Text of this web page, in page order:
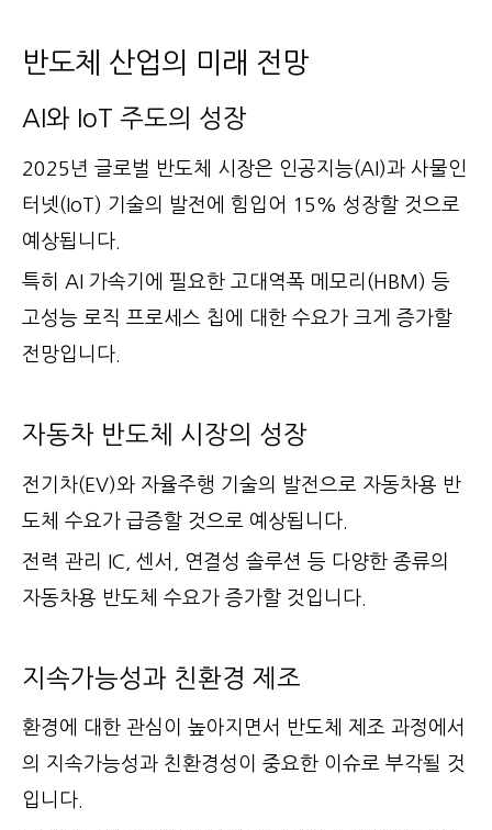
반도체 산업의 미래 전망
AI와 IoT 주도의 성장
2025년 글로벌 반도체 시장은 인공지능(AI)과 사물인
터넷(IoT) 기술의 발전에 힘입어 15% 성장할 것으로
예상됩니다.
특히 AI 가속기에 필요한 고대역폭 메모리(HBM) 등
고성능 로직 프로세스 칩에 대한 수요가 크게 증가할
전망입니다.
자동차 반도체 시장의 성장
전기차(EV)와 자율주행 기술의 발전으로 자동차용 반
도체 수요가 급증할 것으로 예상됩니다.
전력 관리 IC, 센서, 연결성 솔루션 등 다양한 종류의
자동차용 반도체 수요가 증가할 것입니다.
지속가능성과 친환경 제조
환경에 대한 관심이 높아지면서 반도체 제조 과정에서
의 지속가능성과 친환경성이 중요한 이슈로 부각될 것
입니다.